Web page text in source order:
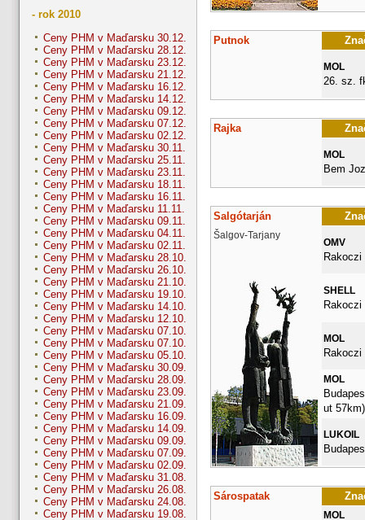
- rok 2010
Ceny PHM v Maďarsku 30.12.
Ceny PHM v Maďarsku 28.12.
Ceny PHM v Maďarsku 23.12.
Ceny PHM v Maďarsku 21.12.
Ceny PHM v Maďarsku 16.12.
Ceny PHM v Maďarsku 14.12.
Ceny PHM v Maďarsku 09.12.
Ceny PHM v Maďarsku 07.12.
Ceny PHM v Maďarsku 02.12.
Ceny PHM v Maďarsku 30.11.
Ceny PHM v Maďarsku 25.11.
Ceny PHM v Maďarsku 23.11.
Ceny PHM v Maďarsku 18.11.
Ceny PHM v Maďarsku 16.11.
Ceny PHM v Maďarsku 11.11.
Ceny PHM v Maďarsku 09.11.
Ceny PHM v Maďarsku 04.11.
Ceny PHM v Maďarsku 02.11.
Ceny PHM v Maďarsku 28.10.
Ceny PHM v Maďarsku 26.10.
Ceny PHM v Maďarsku 21.10.
Ceny PHM v Maďarsku 19.10.
Ceny PHM v Maďarsku 14.10.
Ceny PHM v Maďarsku 12.10.
Ceny PHM v Maďarsku 07.10.
Ceny PHM v Maďarsku 07.10.
Ceny PHM v Maďarsku 05.10.
Ceny PHM v Maďarsku 30.09.
Ceny PHM v Maďarsku 28.09.
Ceny PHM v Maďarsku 23.09.
Ceny PHM v Maďarsku 21.09.
Ceny PHM v Maďarsku 16.09.
Ceny PHM v Maďarsku 14.09.
Ceny PHM v Maďarsku 09.09.
Ceny PHM v Maďarsku 07.09.
Ceny PHM v Maďarsku 02.09.
Ceny PHM v Maďarsku 31.08.
Ceny PHM v Maďarsku 26.08.
Ceny PHM v Maďarsku 24.08.
Ceny PHM v Maďarsku 19.08.
Putnok
MOL
26. sz.
Rajka
MOL
Bem
Salgótarján
Šalgov-Tarjany
OMV
Rakoczi
SHELL
Rakoczi
MOL
Rakoczi
MOL
ut 57km)
LUKOIL
Sárospatak
MOL